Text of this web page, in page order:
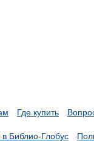
Где купить
в Библио-Глобус